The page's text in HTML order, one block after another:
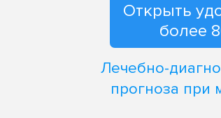
Открыть
более
Лечебно-
прогноза при